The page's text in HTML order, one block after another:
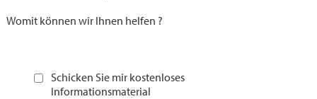
Womit können wir Ihnen helfen ?
Schicken Sie mir kostenloses
Informationsmaterial